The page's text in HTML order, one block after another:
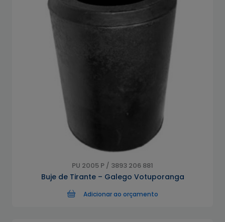
PU 2005 P / 3893 206 881
Buje de Tirante – Galego Votuporanga
Adicionar ao orçamento